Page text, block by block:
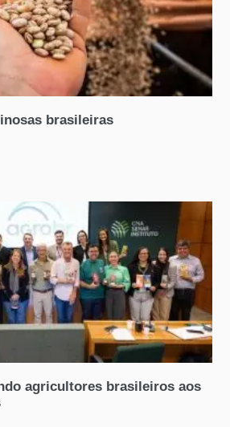
brasileiras
agricultores brasileiros aos